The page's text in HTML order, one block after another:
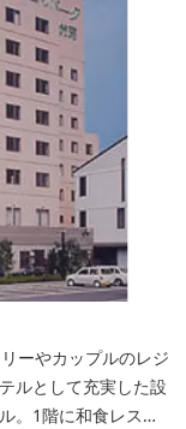
ーやカップルのレジ
ルとして充実した設
。1階に和食レスト